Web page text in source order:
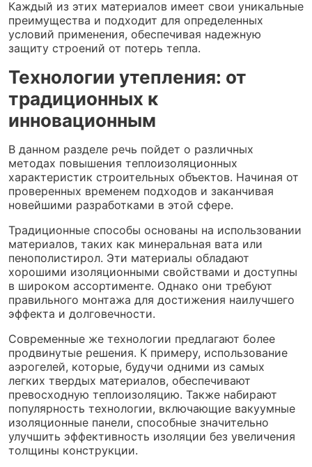
Каждый из этих материалов имеет свои уникальные
преимущества и подходит для определенных
условий применения, обеспечивая надежную
защиту строений от потерь тепла.
Технологии утепления: от
традиционных к
инновационным
В данном разделе речь пойдет о различных
методах повышения теплоизоляционных
характеристик строительных объектов. Начиная от
проверенных временем подходов и заканчивая
новейшими разработками в этой сфере.
Традиционные способы основаны на использовании
материалов, таких как минеральная вата или
пенополистирол. Эти материалы обладают
хорошими изоляционными свойствами и доступны
в широком ассортименте. Однако они требуют
правильного монтажа для достижения наилучшего
эффекта и долговечности.
Современные же технологии предлагают более
продвинутые решения. К примеру, использование
аэрогелей, которые, будучи одними из самых
легких твердых материалов, обеспечивают
превосходную теплоизоляцию. Также набирают
популярность технологии, включающие вакуумные
изоляционные панели, способные значительно
улучшить эффективность изоляции без увеличения
толщины конструкции.